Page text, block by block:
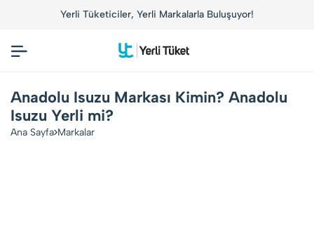
Yerli Tüketiciler, Yerli Markalarla Buluşuyor!
Anadolu Isuzu Markası Kimin? Anadolu
Isuzu Yerli mi?
Ana Sayfa Markalar